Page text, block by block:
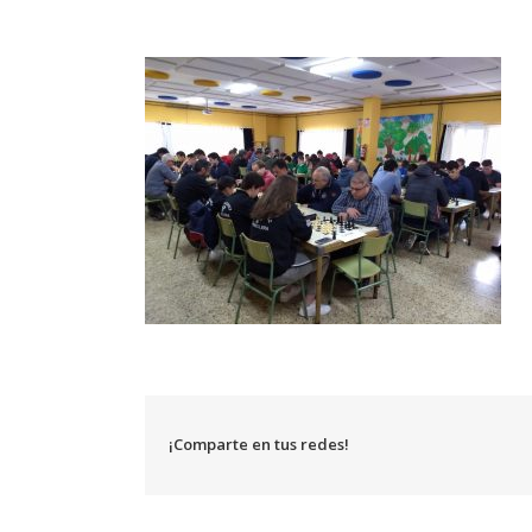
¡Comparte en tus redes!